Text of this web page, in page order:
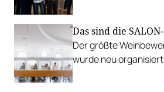
Das sind die
Der größte
wurde neu